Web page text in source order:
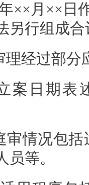
××月××日
另行组成
过部分
日期表述
况包括
员等。